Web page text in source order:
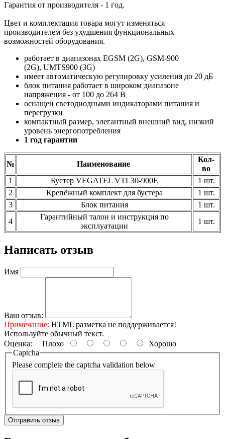
Гарантия от производителя - 1 год.
Цвет и комплектация товара могут изменяться
производителем без ухудшения функциональных
возможностей оборудования.
работает в диапазонах EGSM (2G), GSM-900
(2G), UMTS900 (3G)
имеет автоматическую регулировку усиления до 20 дБ
блок питания работает в широком диапазоне
напряжения - от 100 до 264 В
оснащен светодиодными индикаторами питания и
перегрузки
компактный размер, элегантный внешний вид, низкий
уровень энергопотребления
1 год гарантии
№ Наименование
Кол-
во
1
Бустер VEGATEL VTL30-900E
1 шт.
2
Крепёжный комплект для бустера
1 шт.
3
Блок питания
1 шт.
4
Гарантийный талон и инструкция по
эксплуатации
1 шт.
Написать отзыв
Имя
Ваш отзыв:
Примечание: HTML разметка не поддерживается!
Используйте обычный текст.
Оценка: Плохо
Хорошо
Captcha
Please complete the captcha validation below
Отправить отзыв